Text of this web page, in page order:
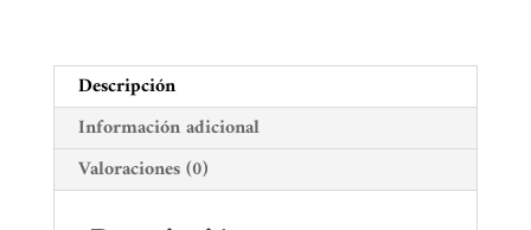
cantidad
Descripción
Información adicional
Valoraciones (0)